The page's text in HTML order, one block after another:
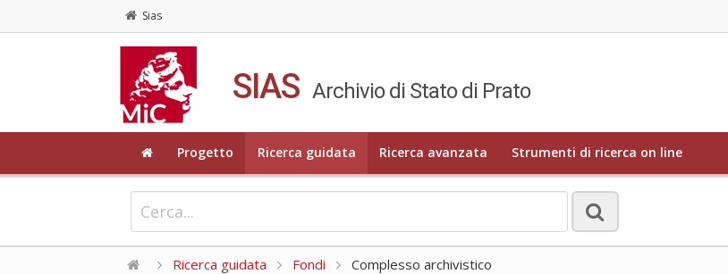
Sias
SIAS Archivio di Stato di Prato
Progetto Ricerca guidata Ricerca avanzata Strumenti di ricerca on line
Ricerca guidata Fondi Complesso archivistico